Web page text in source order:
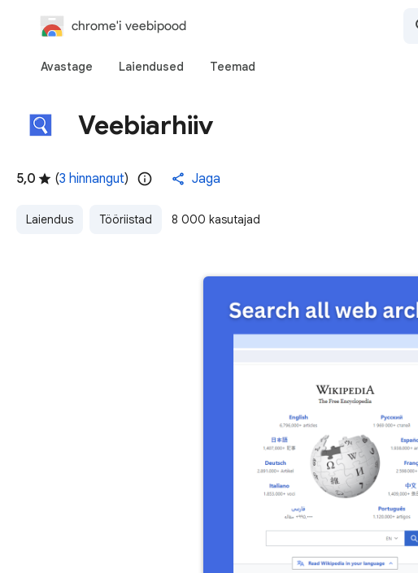
chrome'i veebipood
Avastage Laiendused Teemad
Veebiarhiiv
5,0 (3 hinnangut) Jaga
Laiendus Tööriistad 8 000 kasutajad